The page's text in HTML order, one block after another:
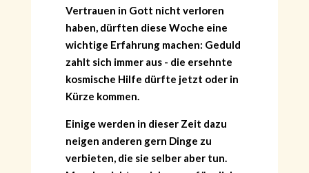
Vertrauen in Gott nicht verloren
haben, dürften diese Woche eine
wichtige Erfahrung machen: Geduld
zahlt sich immer aus - die ersehnte
kosmische Hilfe dürfte jetzt oder in
Kürze kommen.
Einige werden in dieser Zeit dazu
neigen anderen gern Dinge zu
verbieten, die sie selber aber tun.